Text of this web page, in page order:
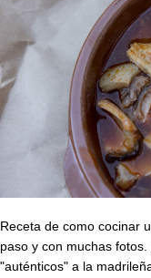
Receta de como cocinar
paso y con muchas
"auténticos" a la